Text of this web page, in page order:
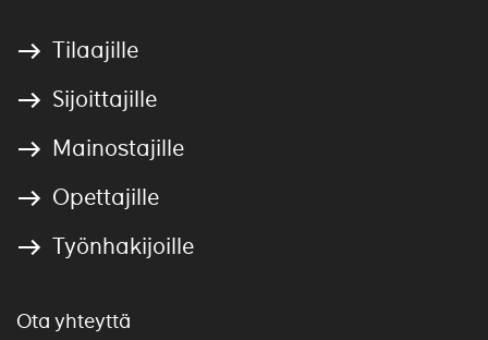
Tilaajille
Sijoittajille
Mainostajille
Opettajille
Työnhakijoille
Ota yhteyttä